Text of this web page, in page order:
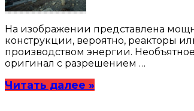
На изображении представлена
конструкции, вероятно, реакторы
производством энергии.
оригинал с разрешением …
Читать далее »